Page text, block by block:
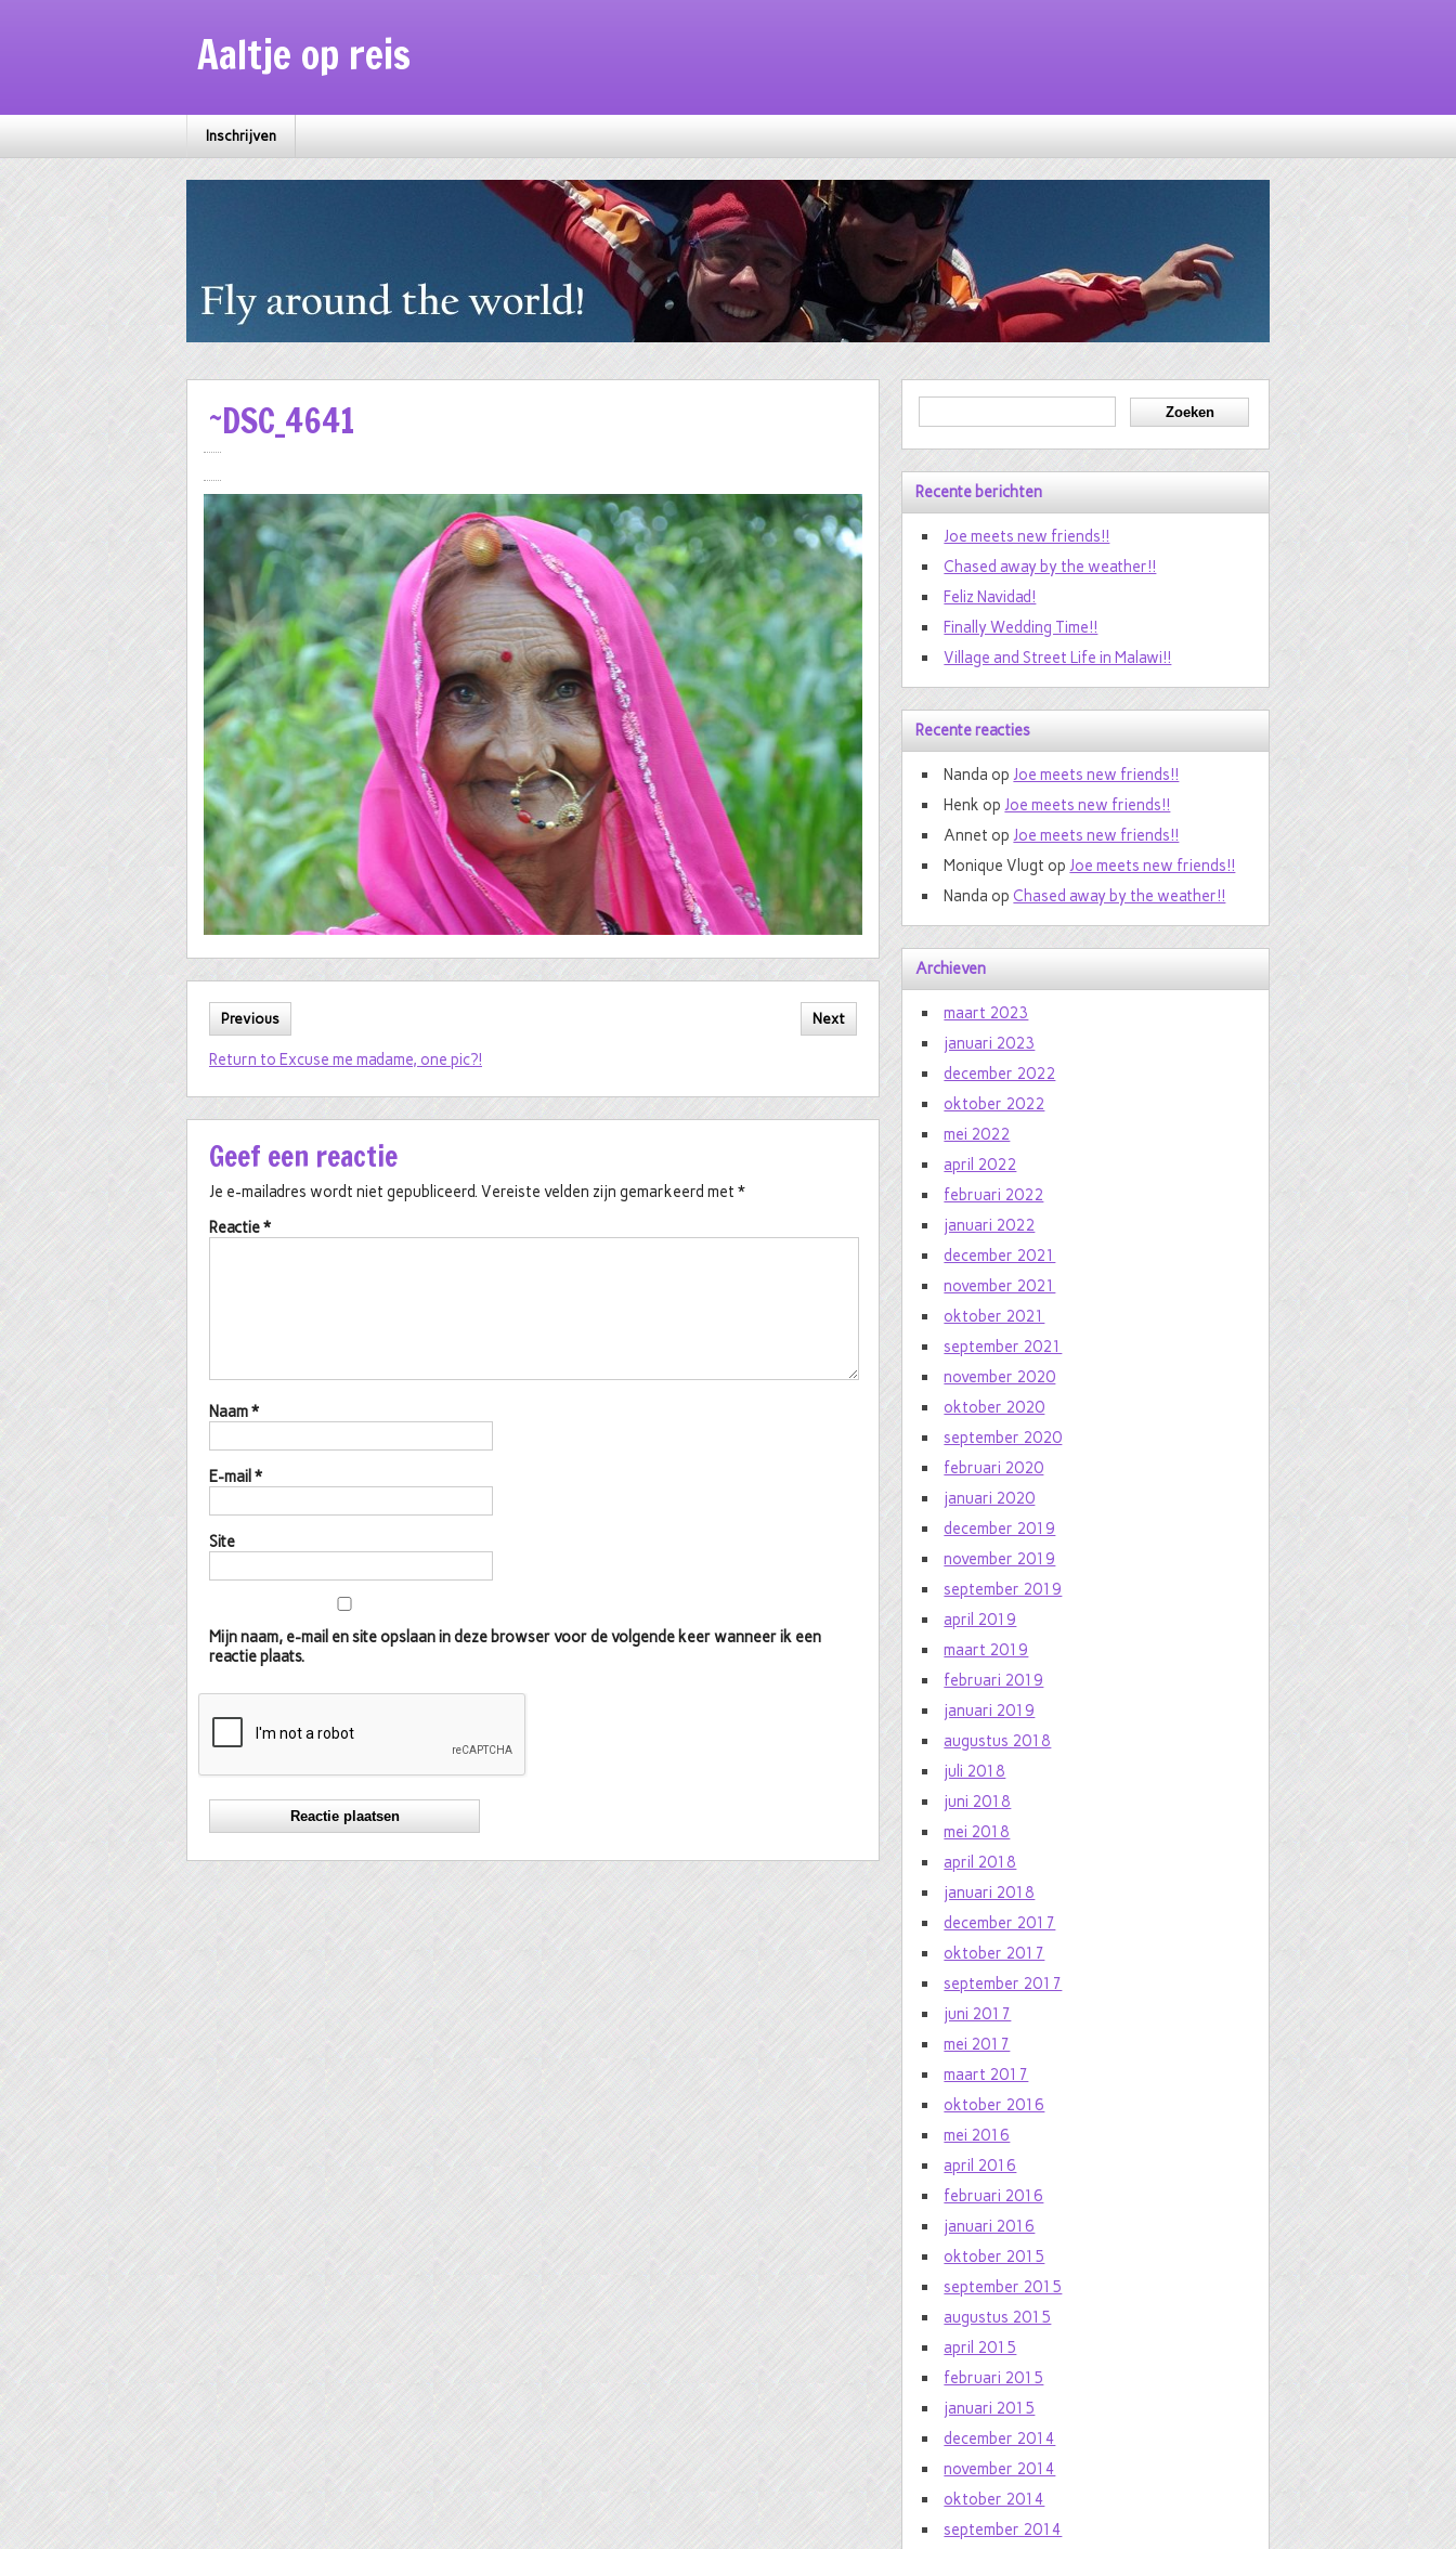
Aaltje op reis
Inschrijven
~DSC_4641
Previous Next
Return to Excuse me madame, one pic?!
Geef een reactie
Je e-mailadres wordt niet gepubliceerd. Vereiste velden zijn gemarkeerd met *
Reactie*
Naam*
E-mail *
Site
Mijn naam, e-mail en site opslaan in deze browser voor de volgende keer wanneer ik een
reactie plaats.
Recente berichten
Joe meets new friends!!
Chased away by the weather!!
Feliz Navidad!
Finally Wedding Time!!
Village and Street Life in Malawi!!
Recente reacties
Nanda opJoe meets new friends!!
Henk opJoe meets new friends!!
Annet opJoe meets new friends!!
Monique Vlugt opJoe meets new friends!!
Nanda opChased away by the weather!!
Archieven
maart 2023
januari 2023
december 2022
oktober 2022
mei 2022
april 2022
februari 2022
januari 2022
december 2021
november 2021
oktober 2021
september 2021
november 2020
oktober 2020
september 2020
februari 2020
januari 2020
december 2019
november 2019
september 2019
april 2019
maart 2019
februari 2019
januari 2019
augustus 2018
juli 2018
juni 2018
mei 2018
april 2018
januari 2018
december 2017
oktober 2017
september 2017
juni 2017
mei 2017
maart 2017
oktober 2016
mei 2016
april 2016
februari 2016
januari 2016
oktober 2015
september 2015
augustus 2015
april 2015
februari 2015
januari 2015
december 2014
november 2014
oktober 2014
september 2014